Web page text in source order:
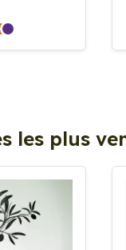
les plus